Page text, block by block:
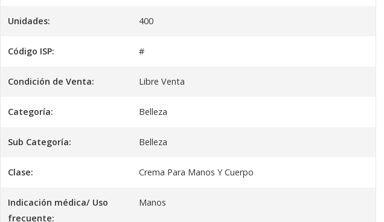
Unidades: 400
Código ISP: #
Condición de Venta: Libre Venta
Categoría: Belleza
Sub Categoría: Belleza
Clase: Crema Para Manos Y Cuerpo
Indicación médica/ Uso
frecuente:
Manos